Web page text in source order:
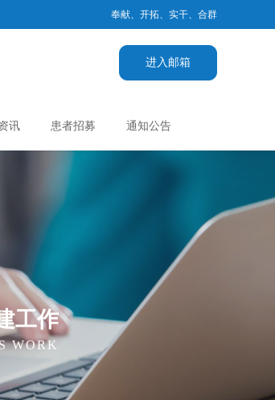
奉献、开拓、实干、合群
进入邮箱
讯 患者招募 通知公告
工作
WORK